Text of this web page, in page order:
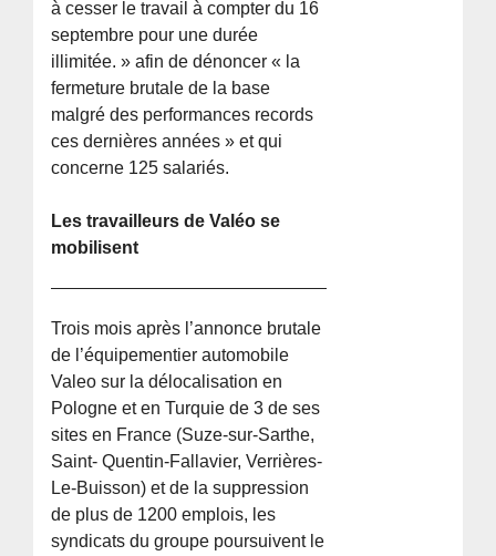
à cesser le travail à compter du 16
septembre pour une durée
illimitée. » afin de dénoncer « la
fermeture brutale de la base
malgré des performances records
ces dernières années » et qui
concerne 125 salariés.
Les travailleurs de Valéo se
mobilisent
Trois mois après l’annonce brutale
de l’équipementier automobile
Valeo sur la délocalisation en
Pologne et en Turquie de 3 de ses
sites en France (Suze-sur-Sarthe,
Saint- Quentin-Fallavier, Verrières-
Le-Buisson) et de la suppression
de plus de 1200 emplois, les
syndicats du groupe poursuivent le